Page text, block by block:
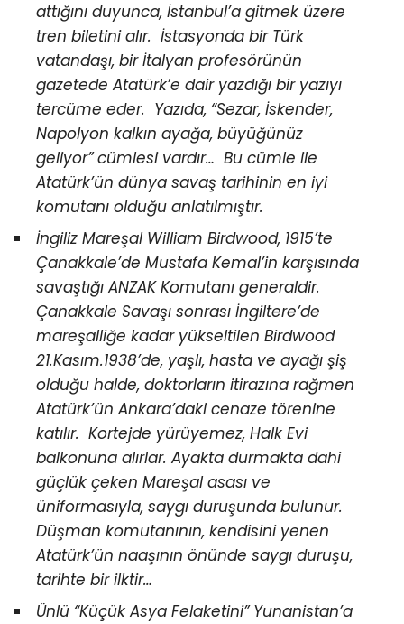
attığını duyunca, İstanbul’a gitmek üzere
tren biletini alır. İstasyonda bir Türk
vatandaşı, bir İtalyan profesörünün
gazetede Atatürk’e dair yazdığı bir yazıyı
tercüme eder. Yazıda, “Sezar, İskender,
Napolyon kalkın ayağa, büyüğünüz
geliyor” cümlesi vardır… Bu cümle ile
Atatürk’ün dünya savaş tarihinin en iyi
komutanı olduğu anlatılmıştır.
İngiliz Mareşal William Birdwood, 1915’te
Çanakkale’de Mustafa Kemal’in karşısında
savaştığı ANZAK Komutanı generaldir.
Çanakkale Savaşı sonrası İngiltere’de
mareşalliğe kadar yükseltilen Birdwood
21.Kasım.1938’de, yaşlı, hasta ve ayağı şiş
olduğu halde, doktorların itirazına rağmen
Atatürk’ün Ankara’daki cenaze törenine
katılır. Kortejde yürüyemez, Halk Evi
balkonuna alırlar. Ayakta durmakta dahi
güçlük çeken Mareşal asası ve
üniformasıyla, saygı duruşunda bulunur.
Düşman komutanının, kendisini yenen
Atatürk’ün naaşının önünde saygı duruşu,
tarihte bir ilktir…
Ünlü “Küçük Asya Felaketini” Yunanistan’a